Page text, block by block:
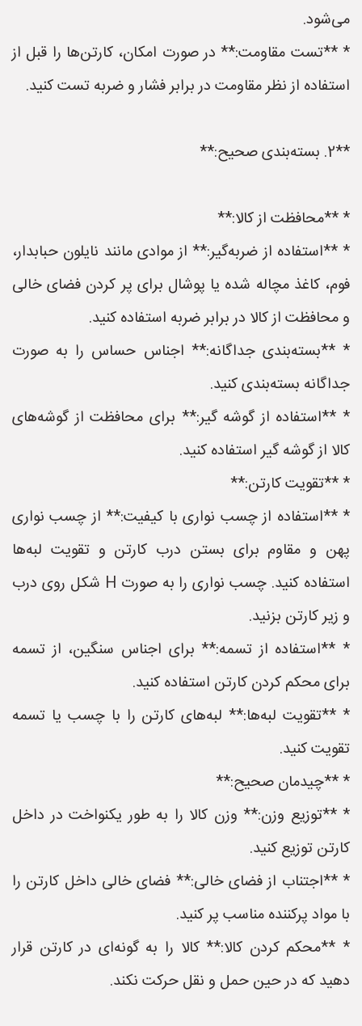
می‌شود.
* **تست مقاومت:** در صورت امکان، کارتن‌ها را قبل از
استفاده از نظر مقاومت در برابر فشار و ضربه تست کنید.
**2. بسته‌بندی صحیح:**
* **محافظت از کالا:**
* **استفاده از ضربه‌گیر:** از موادی مانند نایلون حبابدار،
فوم، کاغذ مچاله شده یا پوشال برای پر کردن فضای خالی
و محافظت از کالا در برابر ضربه استفاده کنید.
* **بسته‌بندی جداگانه:** اجناس حساس را به صورت
جداگانه بسته‌بندی کنید.
* **استفاده از گوشه گیر:** برای محافظت از گوشه‌های
کالا از گوشه گیر استفاده کنید.
* **تقویت کارتن:**
* **استفاده از چسب نواری با کیفیت:** از چسب نواری
پهن و مقاوم برای بستن درب کارتن و تقویت لبه‌ها
استفاده کنید. چسب نواری را به صورت H شکل روی درب
و زیر کارتن بزنید.
* **استفاده از تسمه:** برای اجناس سنگین، از تسمه
برای محکم کردن کارتن استفاده کنید.
* **تقویت لبه‌ها:** لبه‌های کارتن را با چسب یا تسمه
تقویت کنید.
* **چیدمان صحیح:**
* **توزیع وزن:** وزن کالا را به طور یکنواخت در داخل
کارتن توزیع کنید.
* **اجتناب از فضای خالی:** فضای خالی داخل کارتن را
با مواد پرکننده مناسب پر کنید.
* **محکم کردن کالا:** کالا را به گونه‌ای در کارتن قرار
دهید که در حین حمل و نقل حرکت نکند.